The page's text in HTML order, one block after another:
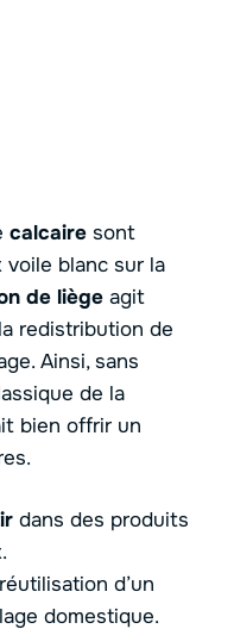
calcaire sont
voile blanc sur la
de liège agit
redistribution de
Ainsi, sans
de la
bien offrir un
dans des produits
d’un
domestique.